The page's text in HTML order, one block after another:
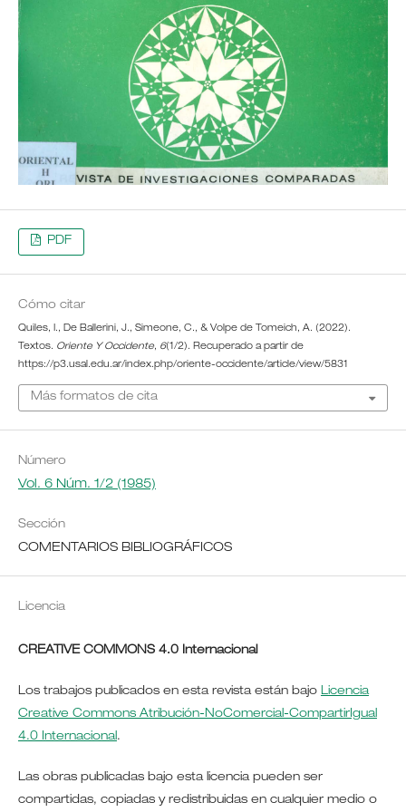
PDF
Cómo citar
Quiles, I., De Ballerini, J., Simeone, C., & Volpe de Tomeich, A. (2022).
Textos. Oriente Y Occidente, 6(1/2). Recuperado a partir de
https://p3.usal.edu.ar/index.php/oriente-occidente/article/view/5831
Más formatos de cita
Número
Vol. 6 Núm. 1/2 (1985)
Sección
COMENTARIOS BIBLIOGRÁFICOS
Licencia
CREATIVE COMMONS 4.0 Internacional
Los trabajos publicados en esta revista están bajo Licencia
Creative Commons Atribución-NoComercial-CompartirIgual
4.0 Internacional.
Las obras publicadas bajo esta licencia pueden ser
compartidas, copiadas y redistribuidas en cualquier medio o